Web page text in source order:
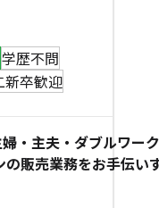
学歴不問
新卒歓迎
・主夫・ダブルワー
販売業務をお手伝い